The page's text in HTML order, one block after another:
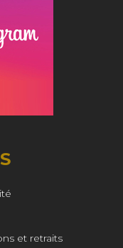
et retraits